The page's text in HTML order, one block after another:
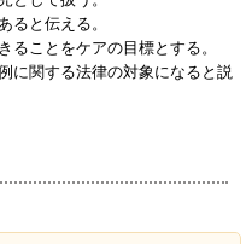
ると伝える。
ることをケアの目標とする。
に関する法律の対象になると説